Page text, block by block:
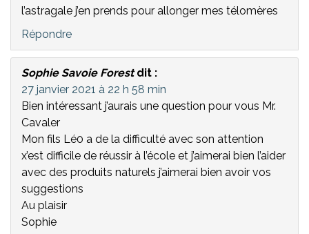
l’astragale j’en prends pour allonger mes télomères
Répondre
Sophie Savoie Forest dit :
27 janvier 2021 à 22 h 58 min
Bien intéressant j’aurais une question pour vous Mr.
Cavaler
Mon fils Lé0 a de la difficulté avec son attention
x’est difficile de réussir à l’école et j’aimerai bien l’aider
avec des produits naturels j’aimerai bien avoir vos
suggestions
Au plaisir
Sophie